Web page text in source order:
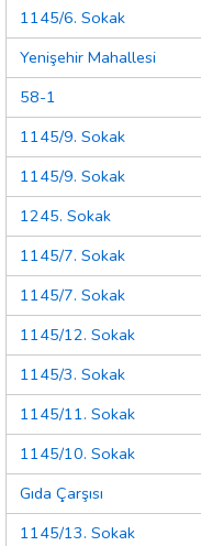
1145/6. Sokak
Yenişehir Mahallesi
58-1
1145/9. Sokak
1145/9. Sokak
1245. Sokak
1145/7. Sokak
1145/7. Sokak
1145/12. Sokak
1145/3. Sokak
1145/11. Sokak
1145/10. Sokak
Gıda Çarşısı
1145/13. Sokak